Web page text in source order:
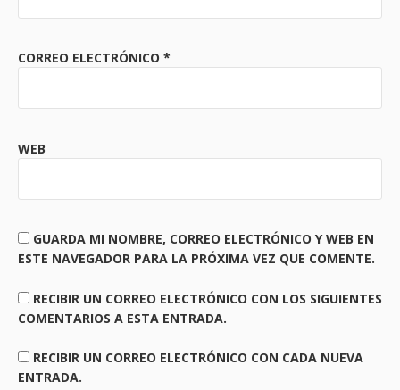
CORREO ELECTRÓNICO *
WEB
GUARDA MI NOMBRE, CORREO ELECTRÓNICO Y WEB EN
ESTE NAVEGADOR PARA LA PRÓXIMA VEZ QUE COMENTE.
RECIBIR UN CORREO ELECTRÓNICO CON LOS SIGUIENTES
COMENTARIOS A ESTA ENTRADA.
RECIBIR UN CORREO ELECTRÓNICO CON CADA NUEVA
ENTRADA.